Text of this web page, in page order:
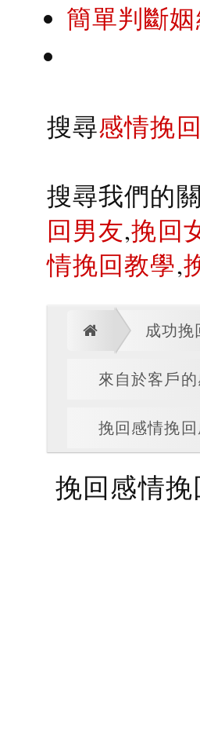
簡單判斷
搜尋感情挽回
搜尋我們的
回男友,挽回
情挽回教學,
成功挽
來自於客戶
挽回感情挽
挽回感情